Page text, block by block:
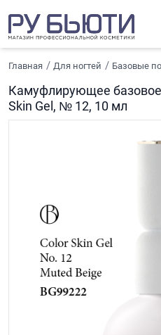
Главная Для ногтей Базовые
Камуфлирующее
Skin Gel, № 12, 10 мл